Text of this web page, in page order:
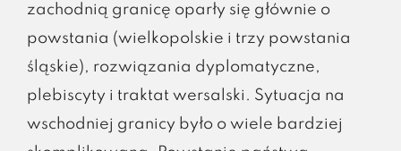
zachodnią granicę oparły się głównie o
powstania (wielkopolskie i trzy powstania
śląskie), rozwiązania dyplomatyczne,
plebiscyty i traktat wersalski. Sytuacja na
wschodniej granicy było o wiele bardziej